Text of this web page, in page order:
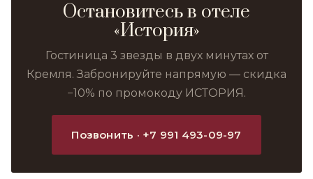
Остановитесь в отеле
«История»
Гостиница 3 звезды в двух минутах от
Кремля. Забронируйте напрямую — скидка
−10% по промокоду ИСТОРИЯ.
Позвонить · +7 991 493-09-97